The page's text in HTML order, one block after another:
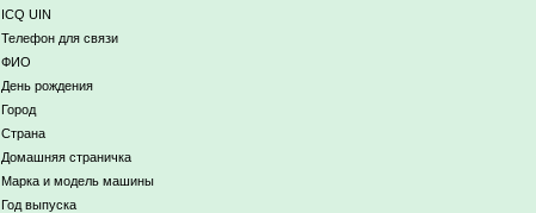
ICQ UIN
Телефон для связи
ФИО
День рождения
Город
Страна
Домашняя страничка
Марка и модель машины
Год выпуска